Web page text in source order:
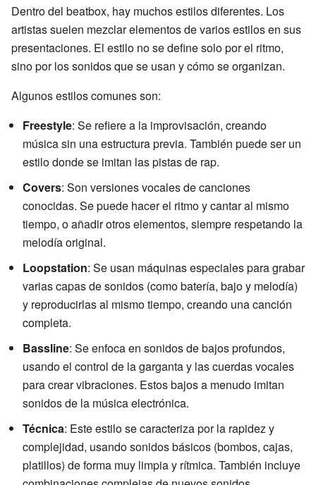
Dentro del beatbox, hay muchos estilos diferentes. Los
artistas suelen mezclar elementos de varios estilos en sus
presentaciones. El estilo no se define solo por el ritmo,
sino por los sonidos que se usan y cómo se organizan.
Algunos estilos comunes son:
Freestyle: Se refiere a la improvisación, creando
música sin una estructura previa. También puede ser un
estilo donde se imitan las pistas de rap.
Covers: Son versiones vocales de canciones
conocidas. Se puede hacer el ritmo y cantar al mismo
tiempo, o añadir otros elementos, siempre respetando la
melodía original.
Loopstation: Se usan máquinas especiales para grabar
varias capas de sonidos (como batería, bajo y melodía)
y reproducirlas al mismo tiempo, creando una canción
completa.
Bassline: Se enfoca en sonidos de bajos profundos,
usando el control de la garganta y las cuerdas vocales
para crear vibraciones. Estos bajos a menudo imitan
sonidos de la música electrónica.
Técnica: Este estilo se caracteriza por la rapidez y
complejidad, usando sonidos básicos (bombos, cajas,
platillos) de forma muy limpia y rítmica. También incluye